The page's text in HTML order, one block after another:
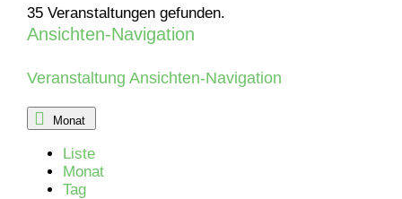
35 Veranstaltungen gefunden.
Veranstaltungen
Ansichten-Navigation
Veranstaltung Ansichten-Navigation
Monat
Liste
Monat
Tag